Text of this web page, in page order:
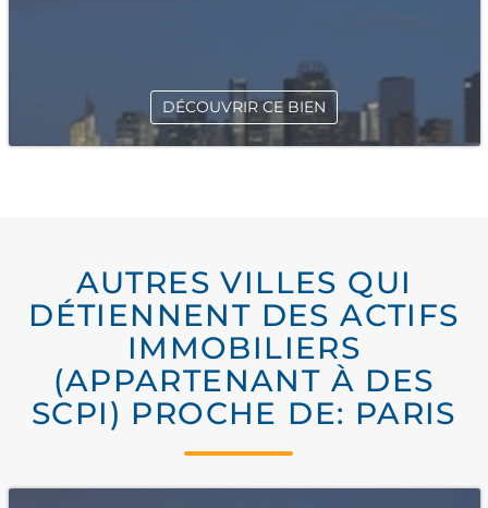
DÉCOUVRIR CE BIEN
AUTRES VILLES QUI
DÉTIENNENT DES ACTIFS
IMMOBILIERS
(APPARTENANT À DES
SCPI) PROCHE DE: PARIS